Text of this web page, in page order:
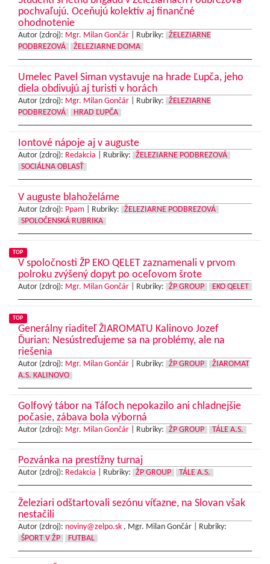
pochvaľujú. Oceňujú kolektív aj finančné
ohodnotenie
Autor (zdroj): Mgr. Milan Gončár Rubriky:
ŽELEZIARNE
PODBREZOVÁ
ŽELEZIARNE DOMA
Umelec Pavel Siman vystavuje na hrade Ľupča, jeho
diela obdivujú aj turisti v horách
Autor (zdroj): Mgr. Milan Gončár Rubriky:
ŽELEZIARNE
PODBREZOVÁ
HRAD ĽUPČA
Iontové nápoje aj v auguste
Autor (zdroj): Redakcia Rubriky:
ŽELEZIARNE PODBREZOVÁ
SOCIÁLNA OBLASŤ
V auguste blahoželáme
Autor (zdroj): Ppam Rubriky:
ŽELEZIARNE PODBREZOVÁ
SPOLOČENSKÁ RUBRIKA
TOP
V spoločnosti ŽP EKO QELET zaznamenali v prvom
polroku zvýšený dopyt po oceľovom šrote
Autor (zdroj): Mgr. Milan Gončár Rubriky: ŽP GROUP EKO QELET
TOP
Generálny riaditeľ ŽIAROMATU Kalinovo Jozef
Ďurian: Nesústreďujeme sa na problémy, ale na
riešenia
Autor (zdroj): Mgr. Milan Gončár Rubriky: ŽP GROUP
ŽIAROMAT
A.S. KALINOVO
Golfový tábor na Táľoch nepokazilo ani chladnejšie
počasie, zábava bola výborná
Autor (zdroj): Mgr. Milan Gončár Rubriky: ŽP GROUP TÁLE A.S.
Pozvánka na prestížny turnaj
Autor (zdroj): Redakcia Rubriky: ŽP GROUP TÁLE A.S.
Železiari odštartovali sezónu víťazne, na Slovan však
nestačili
Autor (zdroj): noviny@zelpo.sk , Mgr. Milan Gončár |
Rubriky:
ŠPORT V ŽP
FUTBAL